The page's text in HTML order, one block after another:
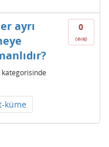
0
cevap
ayrı
kategorisinde
küme